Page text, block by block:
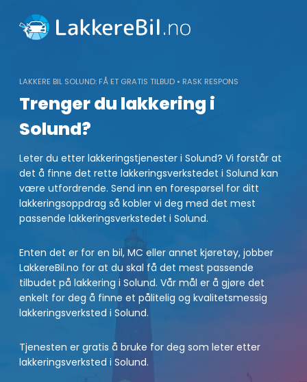
content
LAKKERE BIL SOLUND: FÅ ET GRATIS TILBUD • RASK RESPONS
Trenger du lakkering i
Solund?
Leter du etter lakkeringstjenester i Solund? Vi forstår at
det å finne det rette lakkeringsverkstedet i Solund kan
være utfordrende. Send inn en forespørsel for ditt
lakkeringsoppdrag så kobler vi deg med det mest
passende lakkeringsverkstedet i Solund.
Enten det er for en bil, MC eller annet kjøretøy, jobber
LakkereBil.no for at du skal få det mest passende
tilbudet på lakkering i Solund. Vår mål er å gjøre det
enkelt for deg å finne et pålitelig og kvalitetsmessig
lakkeringsverksted i Solund.
Tjenesten er gratis å bruke for deg som leter etter
lakkeringsverksted i Solund.